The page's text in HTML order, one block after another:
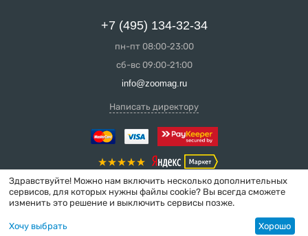
+7 (495) 134-32-34
пн-пт 08:00-23:00
сб-вс 09:00-21:00
info@zoomag.ru
Написать директору
Интернет-магазин сделан в вебстудии
MakeShop.pro
Здравствуйте! Можно нам включить несколько дополнительных
сервисов, для которых нужны файлы cookie? Вы всегда сможете
изменить это решение и выключить сервисы позже.
Хочу выбрать Хорошо